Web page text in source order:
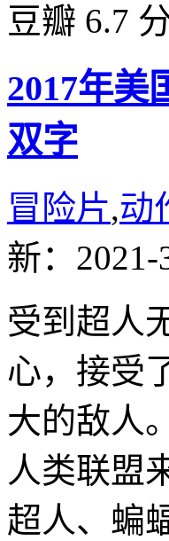
豆瓣 6.7
2017年美
双字
冒险片,动
新：2021-
受到超人
心，接受
大的敌人
人类联盟
超人、蝙